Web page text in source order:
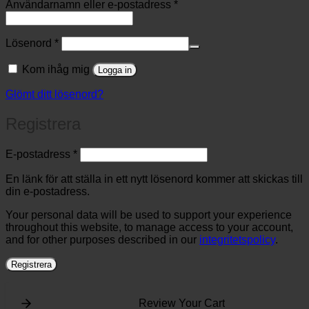
Användarnamn eller e-postadress *Obligatoriskt
Lösenord *Obligatoriskt
Kom ihåg mig Logga in
Glömt ditt lösenord?
E-postadress *Obligatoriskt
En länk för att ställa in ett nytt lösenord kommer att skickas till
din e-postadress.
Your personal data will be used to support your experience
throughout this website, to manage access to your account,
and for other purposes described in our integritetspolicy.
Registrera
Review Your Cart